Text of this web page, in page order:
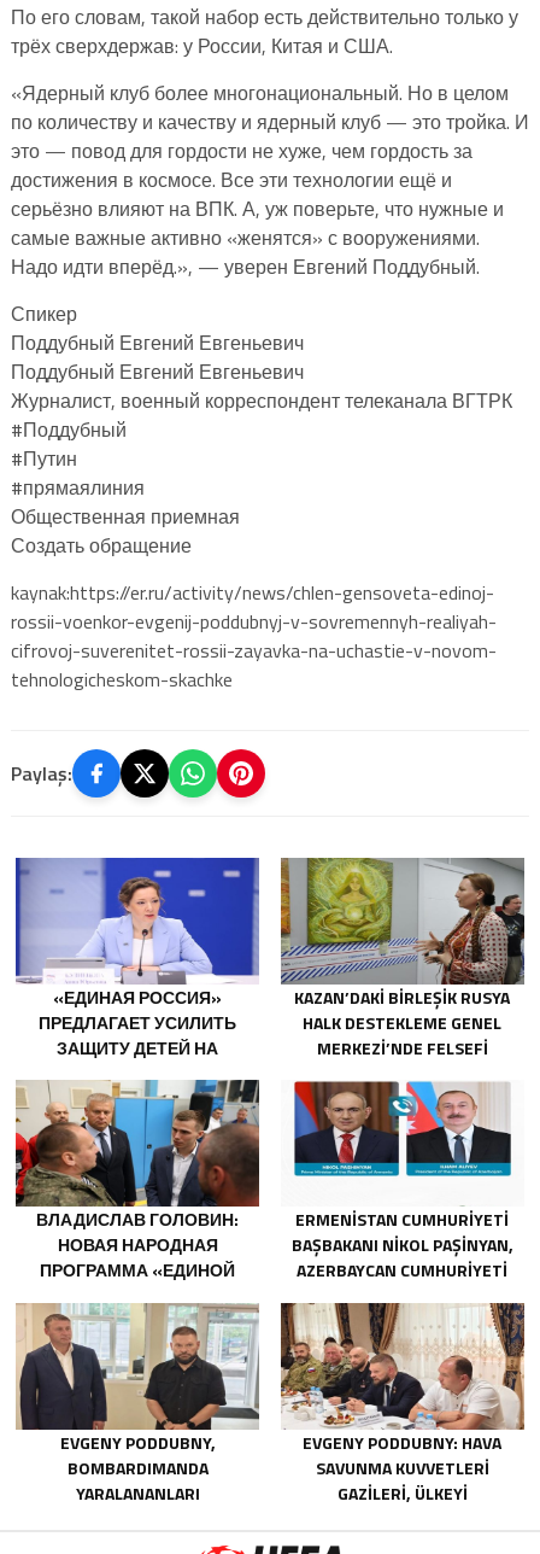
По его словам, такой набор есть действительно только у
трёх сверхдержав: у России, Китая и США.
«Ядерный клуб более многонациональный. Но в целом
по количеству и качеству и ядерный клуб — это тройка. И
это — повод для гордости не хуже, чем гордость за
достижения в космосе. Все эти технологии ещё и
серьёзно влияют на ВПК. А, уж поверьте, что нужные и
самые важные активно «женятся» с вооружениями.
Надо идти вперёд.», — уверен Евгений Поддубный.
Спикер
Поддубный Евгений Евгеньевич
Поддубный Евгений Евгеньевич
Журналист, военный корреспондент телеканала ВГТРК
#Поддубный
#Путин
#прямаялиния
Общественная приемная
Создать обращение
kaynak:https://er.ru/activity/news/chlen-gensoveta-edinoj-
rossii-voenkor-evgenij-poddubnyj-v-sovremennyh-realiyah-
cifrovoj-suverenitet-rossii-zayavka-na-uchastie-v-novom-
tehnologicheskom-skachke
Paylaş:
«ЕДИНАЯ РОССИЯ»
ПРЕДЛАГАЕТ УСИЛИТЬ
ЗАЩИТУ ДЕТЕЙ НА
KAZAN’DAKI BIRLEŞIK RUSYA
HALK DESTEKLEME GENEL
MERKEZI’NDE FELSEFI
SERGI AÇILDI
ВЛАДИСЛАВ ГОЛОВИН:
НОВАЯ НАРОДНАЯ
ПРОГРАММА «ЕДИНОЙ
ОРИЕНТИРОВАНА НА
РАЗВИТИЕ
ТЕХНОЛОГИЧЕСКОГО
СУВЕРЕНИТЕТА И ОПК
ERMENISTAN CUMHURIYETI
BAŞBAKANI NIKOL PAŞINYAN,
AZERBAYCAN CUMHURIYETI
ALIYEV’I ARADI
EVGENY PODDUBNY,
BOMBARDIMANDA
YARALANANLARI
CESARETLERINDEN DOLAYI
EVGENY PODDUBNY: HAVA
SAVUNMA KUVVETLERI
GAZILERI, ÜLKEYI